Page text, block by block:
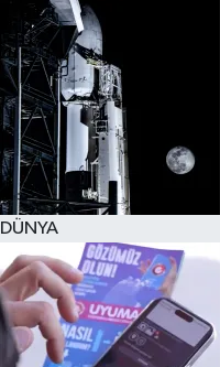
DÜNYA